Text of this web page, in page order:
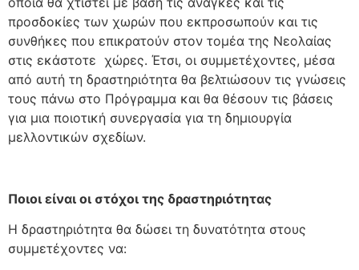
προσδοκίες των χωρών που εκπροσωπούν και τις
συνθήκες που επικρατούν στον τομέα της Νεολαίας
στις εκάστοτε χώρες. Έτσι, οι συμμετέχοντες, μέσα
από αυτή τη δραστηριότητα θα βελτιώσουν τις γνώσεις
τους πάνω στο Πρόγραμμα και θα θέσουν τις βάσεις
για μια ποιοτική συνεργασία για τη δημιουργία
μελλοντικών σχεδίων.
Ποιοι είναι οι στόχοι της δραστηριότητας
Η δραστηριότητα θα δώσει τη δυνατότητα στους
συμμετέχοντες να: